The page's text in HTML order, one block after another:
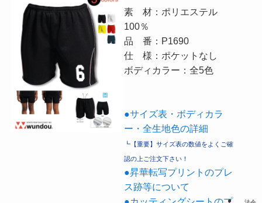
素 材：ポリエステル
100％
品 番：P1690
仕 様：ポケットなし
ボディカラー：全5色
●サイズ表・ボディカラ
ー・全生地色の詳細
┗【重要】サイズ表の数値をよくご確
認の上ご注文下さい！
●昇華転写プリントのプレ
ス跡等について